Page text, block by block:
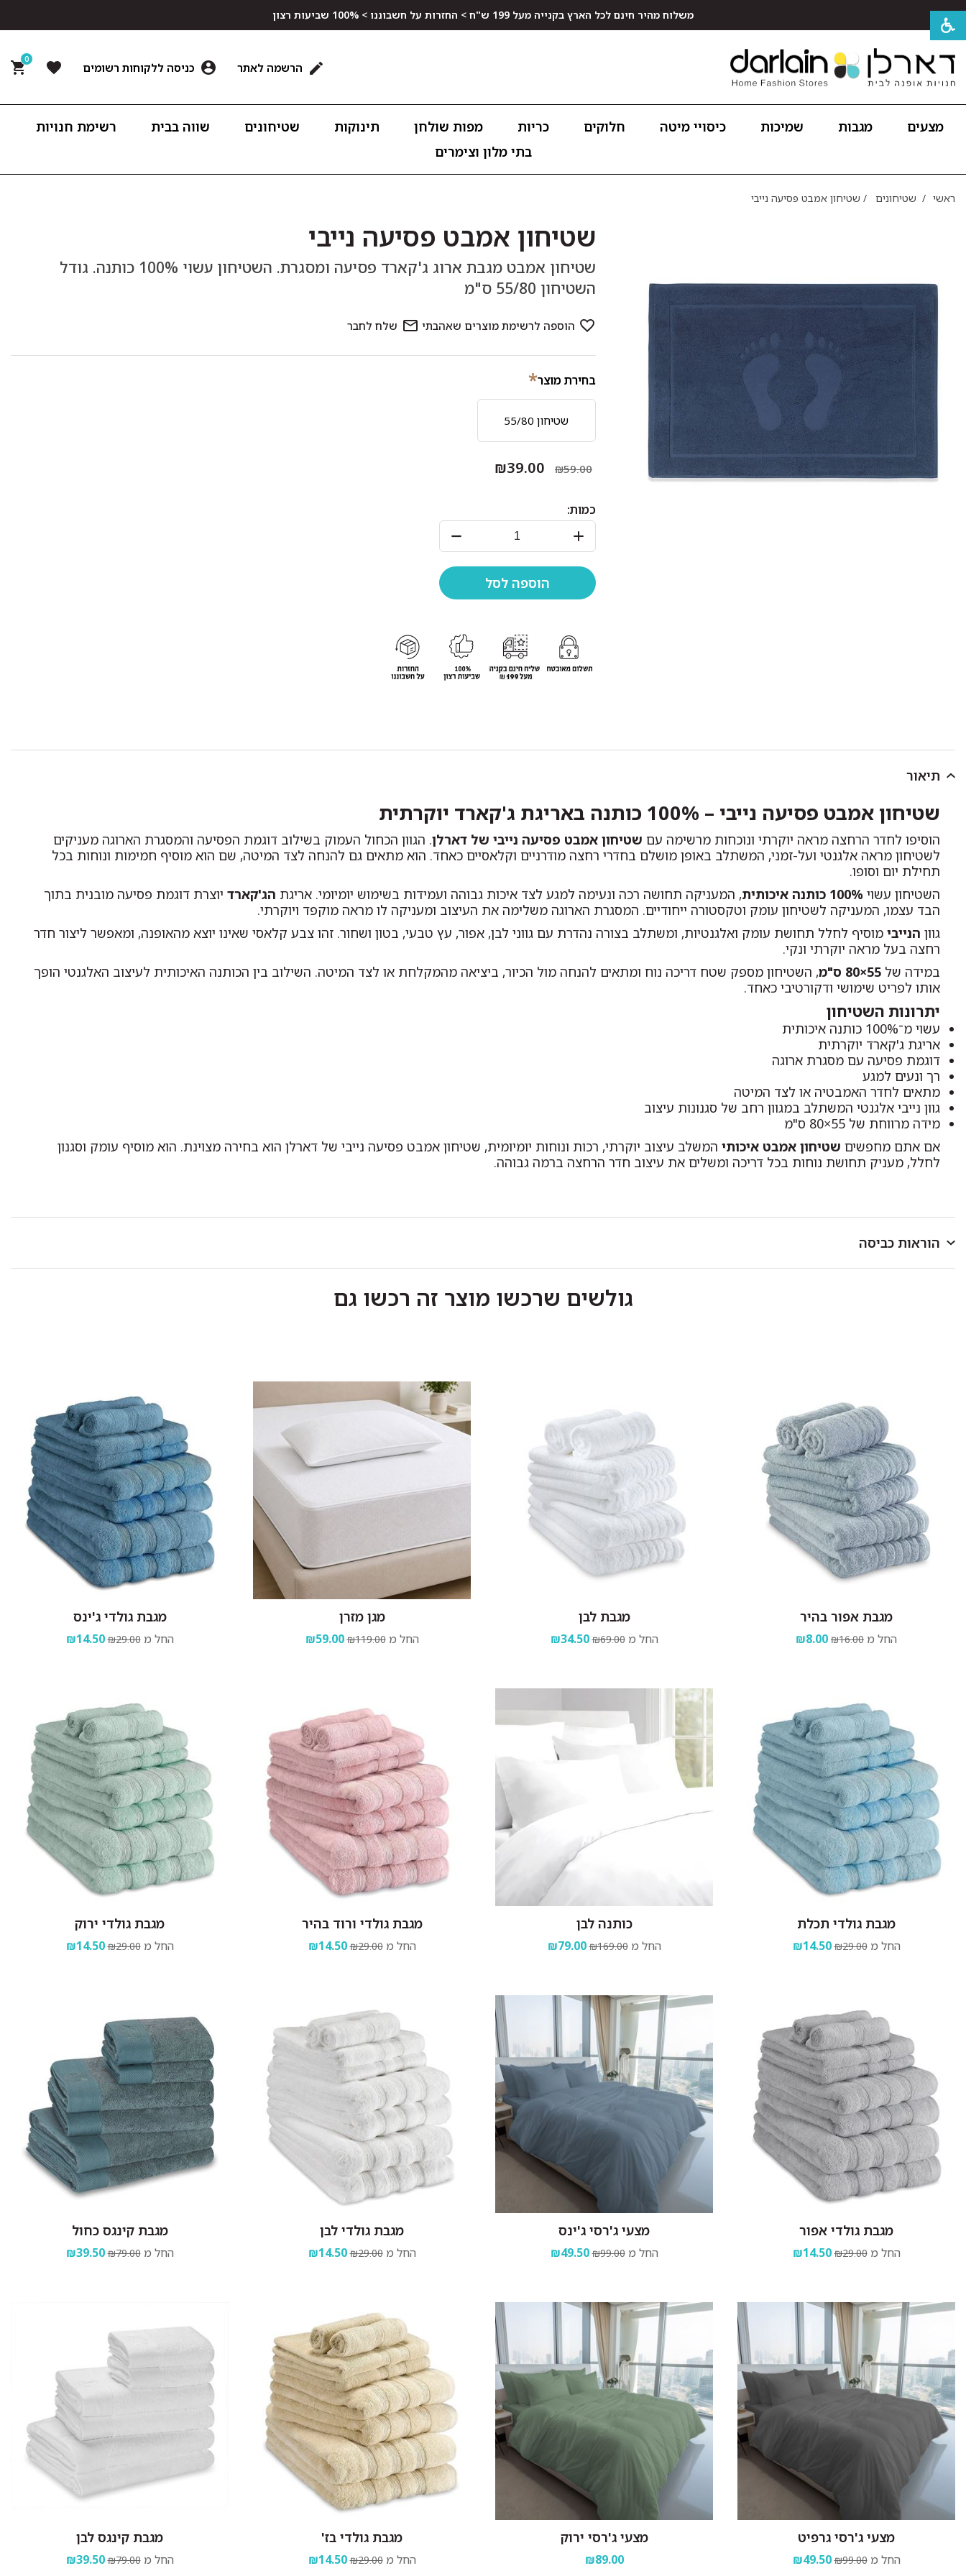
משלוח מהיר חינם לכל הארץ בקנייה מעל 199 ש"ח > החזרות על חשבוננו > 100% שביעות רצון
הרשמה לאתר כניסה ללקוחות רשומים
0
מצעים מגבות שמיכות כיסויי מיטה חלוקים כריות מפות שולחן תינוקות שטיחונים שווה בבית
רשימת חנויות
בתי מלון וצימרים
ראשי / שטיחונים / שטיחון אמבט פסיעה נייבי
שטיחון אמבט פסיעה נייבי
שטיחון אמבט מגבת ארוג ג'קארד פסיעה ומסגרת. השטיחון עשוי 100% כותנה. גודל
השטיחון 55/80 ס"מ
בחירת מוצר*
שטיחון 55/80
₪59.00
₪39.00
כמות:
תיאור
שטיחון אמבט פסיעה נייבי – 100% כותנה באריגת ג'קארד יוקרתית
הוסיפו לחדר הרחצה מראה יוקרתי ונוכחות מרשימה עם שטיחון אמבט פסיעה נייבי של דארלן. הגוון הכחול העמוק בשילוב דוגמת הפסיעה והמסגרת הארוגה מעניקים
לשטיחון מראה אלגנטי ועל-זמני, המשתלב באופן מושלם בחדרי רחצה מודרניים וקלאסיים כאחד. הוא מתאים גם להנחה לצד המיטה, שם הוא מוסיף חמימות ונוחות בכל
תחילת יום וסופו.
השטיחון עשוי 100% כותנה איכותית , המעניקה תחושה רכה ונעימה למגע לצד איכות גבוהה ועמידות בשימוש יומיומי. אריגת הג'קארד יוצרת דוגמת פסיעה מובנית בתוך
הבד עצמו, המעניקה לשטיחון עומק וטקסטורה ייחודיים. המסגרת הארוגה משלימה את העיצוב ומעניקה לו מראה מוקפד ויוקרתי.
גוון הנייבי מוסיף לחלל תחושת עומק ואלגנטיות, ומשתלב בצורה נהדרת עם גווני לבן, אפור, עץ טבעי, בטון ושחור. זהו צבע קלאסי שאינו יוצא מהאופנה, ומאפשר ליצור חדר
רחצה בעל מראה יוקרתי ונקי.
במידה של 55×80 ס"מ
, השטיחון מספק שטח דריכה נוח ומתאים להנחה מול הכיור, ביציאה מהמקלחת או לצד המיטה. השילוב בין הכותנה האיכותית לעיצוב האלגנטי הופך
אותו לפריט שימושי ודקורטיבי כאחד.
יתרונות השטיחון
עשוי מ־100% כותנה איכותית
אריגת ג'קארד יוקרתית
דוגמת פסיעה עם מסגרת ארוגה
רך ונעים למגע
מתאים לחדר האמבטיה או לצד המיטה
גוון נייבי אלגנטי המשתלב במגוון רחב של סגנונות עיצוב
מידה מרווחת של 55×80 ס"מ
אם אתם מחפשים שטיחון אמבט איכותי המשלב עיצוב יוקרתי, רכות ונוחות יומיומית, שטיחון אמבט פסיעה נייבי של דארלן הוא בחירה מצוינת. הוא מוסיף עומק וסגנון
לחלל, מעניק תחושת נוחות בכל דריכה ומשלים את עיצוב חדר הרחצה ברמה גבוהה.
הוראות כביסה
גולשים שרכשו מוצר זה רכשו גם
מגבת אפור בהיר
החל מ ₪16.00
₪8.00
מגבת לבן
החל מ ₪69.00
₪34.50
מגן מזרן
החל מ ₪119.00
₪59.00
מגבת גולדי ג'ינס
החל מ ₪29.00
₪14.50
מגבת גולדי תכלת
החל מ ₪29.00
₪14.50
כותנה לבן
החל מ ₪169.00
₪79.00
מגבת גולדי ורוד בהיר
החל מ ₪29.00
₪14.50
מגבת גולדי ירוק
החל מ ₪29.00
₪14.50
מגבת גולדי אפור
החל מ ₪29.00
₪14.50
מצעי ג'רסי ג'ינס
החל מ ₪99.00
₪49.50
מגבת גולדי לבן
החל מ ₪29.00
₪14.50
מגבת קינגס כחול
החל מ ₪79.00
₪39.50
מצעי ג'רסי גרפיט
החל מ ₪99.00
₪49.50
מצעי ג'רסי ירוק
₪89.00
מגבת גולדי בז'
החל מ ₪29.00
₪14.50
מגבת קינגס לבן
החל מ ₪79.00
₪39.50